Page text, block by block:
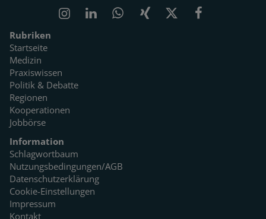
Rubriken
Startseite
Medizin
Praxiswissen
Politik & Debatte
Regionen
Kooperationen
Jobbörse
Information
Schlagwortbaum
Nutzungsbedingungen/AGB
Datenschutzerklärung
Cookie-Einstellungen
Impressum
Kontakt